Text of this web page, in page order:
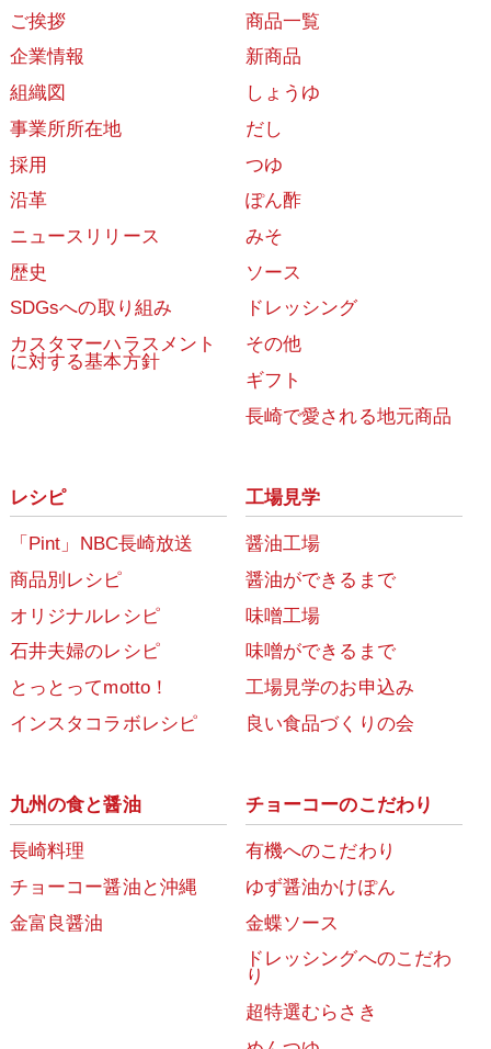
ご挨拶
企業情報
組織図
事業所所在地
採用
沿革
ニュースリリース
歴史
SDGsへの取り組み
カスタマーハラスメント
に対する基本方針
商品一覧
新商品
しょうゆ
だし
つゆ
ぽん酢
みそ
ソース
ドレッシング
その他
ギフト
長崎で愛される地元商品
レシピ
「Pint」NBC長崎放送
商品別レシピ
オリジナルレシピ
石井夫婦のレシピ
とっとってmotto！
インスタコラボレシピ
工場見学
醤油工場
醤油ができるまで
味噌工場
味噌ができるまで
工場見学のお申込み
良い食品づくりの会
九州の食と醤油
長崎料理
チョーコー醤油と沖縄
金富良醤油
チョーコーのこだわり
有機へのこだわり
ゆず醤油かけぽん
金蝶ソース
ドレッシングへのこだわ
り
超特選むらさき